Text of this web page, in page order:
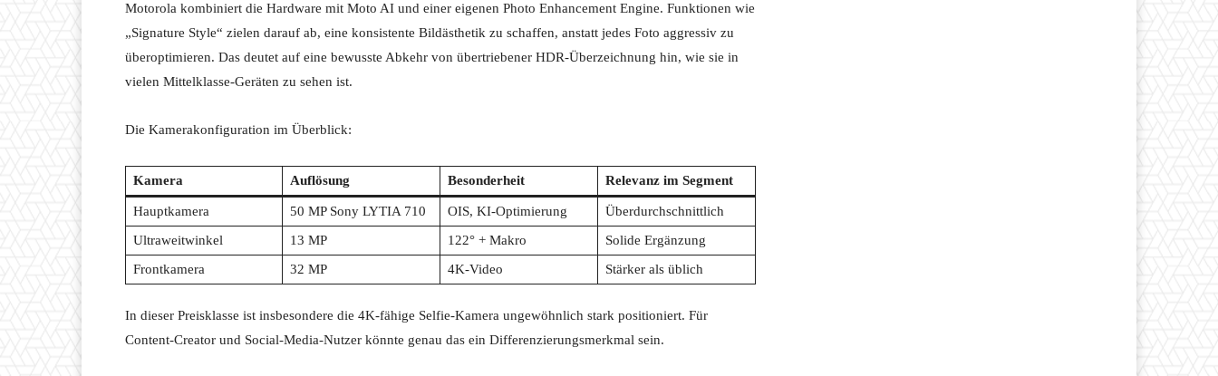
Motorola kombiniert die Hardware mit Moto AI und einer eigenen Photo Enhancement Engine. Funktionen wie
„Signature Style“ zielen darauf ab, eine konsistente Bildästhetik zu schaffen, anstatt jedes Foto aggressiv zu
überoptimieren. Das deutet auf eine bewusste Abkehr von übertriebener HDR-Überzeichnung hin, wie sie in
vielen Mittelklasse-Geräten zu sehen ist.
Die Kamerakonfiguration im Überblick:
Kamera Auflösung Besonderheit Relevanz im Segment
Hauptkamera 50 MP Sony LYTIA 710 OIS, KI-Optimierung
Überdurchschnittlich
Ultraweitwinkel
13 MP 122° + Makro
Solide Ergänzung
Frontkamera
32 MP 4K-Video Stärker als üblich
In dieser Preisklasse ist insbesondere die 4K-fähige Selfie-Kamera ungewöhnlich stark positioniert. Für
Content-Creator und Social-Media-Nutzer könnte genau das ein Differenzierungsmerkmal sein.